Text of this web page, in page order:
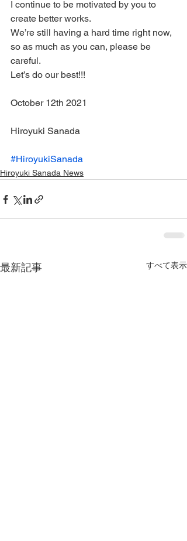
I continue to be motivated by you to
create better works.
We’re still having a hard time right now,
so as much as you can, please be
careful.
Let’s do our best!!!
October 12th 2021
Hiroyuki Sanada
#HiroyukiSanada
Hiroyuki Sanada News
最新記事 すべて表示